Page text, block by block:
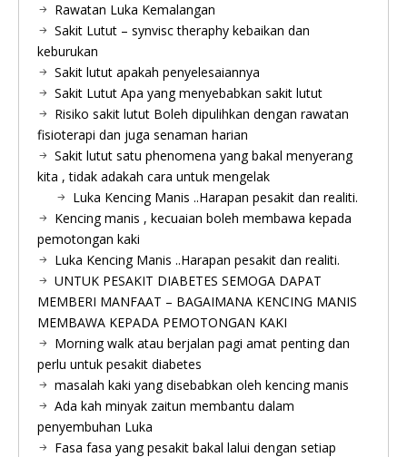
Rawatan Luka Kemalangan
Sakit Lutut – synvisc theraphy kebaikan dan
keburukan
Sakit lutut apakah penyelesaiannya
Sakit Lutut Apa yang menyebabkan sakit lutut
Risiko sakit lutut Boleh dipulihkan dengan rawatan
fisioterapi dan juga senaman harian
Sakit lutut satu phenomena yang bakal menyerang
kita , tidak adakah cara untuk mengelak
Luka Kencing Manis ..Harapan pesakit dan realiti.
Kencing manis , kecuaian boleh membawa kepada
pemotongan kaki
Luka Kencing Manis ..Harapan pesakit dan realiti.
UNTUK PESAKIT DIABETES SEMOGA DAPAT
MEMBERI MANFAAT – BAGAIMANA KENCING MANIS
MEMBAWA KEPADA PEMOTONGAN KAKI
Morning walk atau berjalan pagi amat penting dan
perlu untuk pesakit diabetes
masalah kaki yang disebabkan oleh kencing manis
Ada kah minyak zaitun membantu dalam
penyembuhan Luka
Fasa fasa yang pesakit bakal lalui dengan setiap